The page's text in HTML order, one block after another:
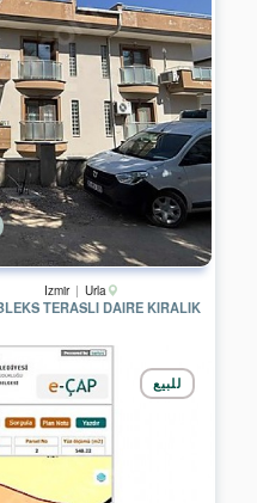
Izmir Urla
TERASLI DAIRE KIRALIK
للبيع